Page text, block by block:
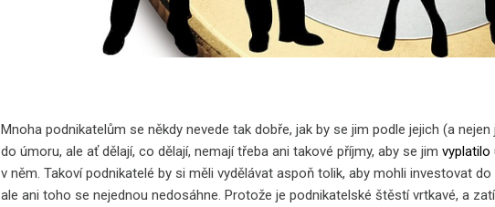
Mnoha podnikatelům se někdy nevede tak dobře, jak by se jim podle jejich (a
do úmoru, ale ať dělají, co dělají, nemají třeba ani takové příjmy, aby se jim vyplatilo
v něm. Takoví podnikatelé by si měli vydělávat aspoň tolik, aby mohli investovat
ale ani toho se nejednou nedosáhne. Protože je podnikatelské štěstí vrtkavé, a